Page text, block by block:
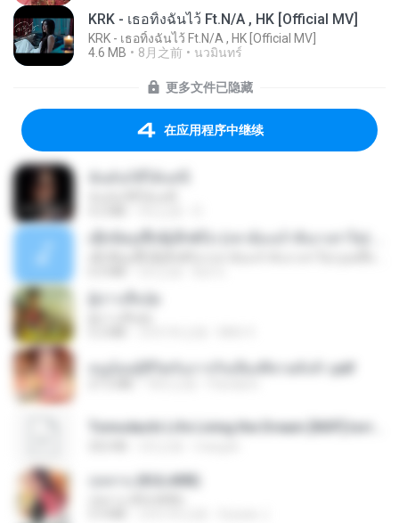
KRK - เธอทิ้งฉันไว้ Ft.N/A , HK [Official MV]
KRK - เธอทิ้งฉันไว้ Ft.N/A , HK [Official MV]
4.6 MB
8月之前 นวมินทร์
更多文件已隐藏
在应用程序中继续
หนูน้อยสู้ชีวิตกับภารกิจเลี้ยงพี่ชายทั้งห้า.pdf
กุหลาบ (KULARB)